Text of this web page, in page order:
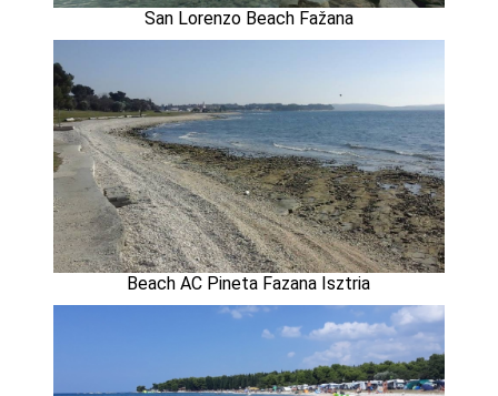
San Lorenzo Beach Fažana
Beach AC Pineta Fazana Isztria